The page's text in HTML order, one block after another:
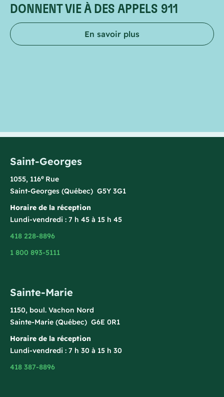
DONNENT VIE À DES APPELS 911
En savoir plus
Saint-Georges
1055, 116e Rue
Saint-Georges (Québec) G5Y 3G1
Horaire de la réception
Lundi-vendredi : 7 h 45 à 15 h 45
418 228-8896
1 800 893-5111
Sainte-Marie
1150, boul. Vachon Nord
Sainte-Marie (Québec) G6E 0R1
Horaire de la réception
Lundi-vendredi : 7 h 30 à 15 h 30
418 387-8896